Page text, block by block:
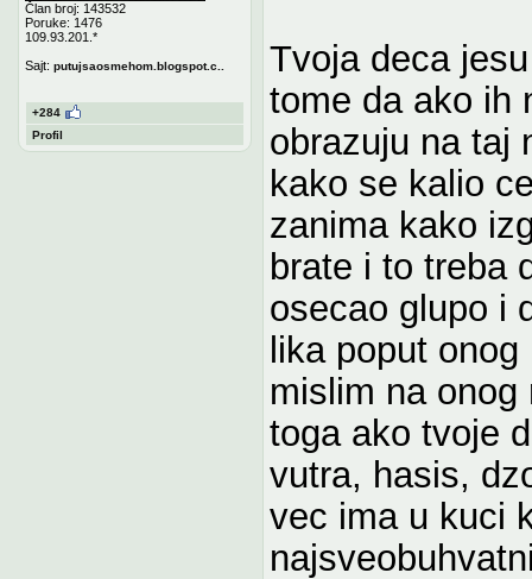
Član broj: 143532
Poruke: 1476
109.93.201.*
Sajt: putujsaosmehom.blogspot.c..
+284
Profil
Tvoja deca
tome da ako ih
obrazuju na taj
kako se kalio
zanima kako
brate i to treba
osecao glupo i
lika poput
mislim na onog
toga ako tvoje
vutra, hasis,
vec ima u kuci